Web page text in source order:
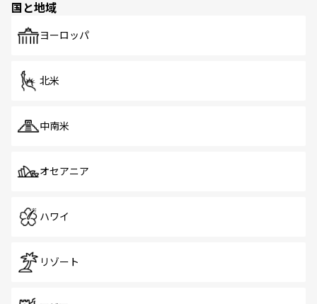
で、ホーカーズは地元の風情を楽しめる外せないスポット
国と地域
ヨーロッパ
北米
中南米
オセアニア
ハワイ
リゾート